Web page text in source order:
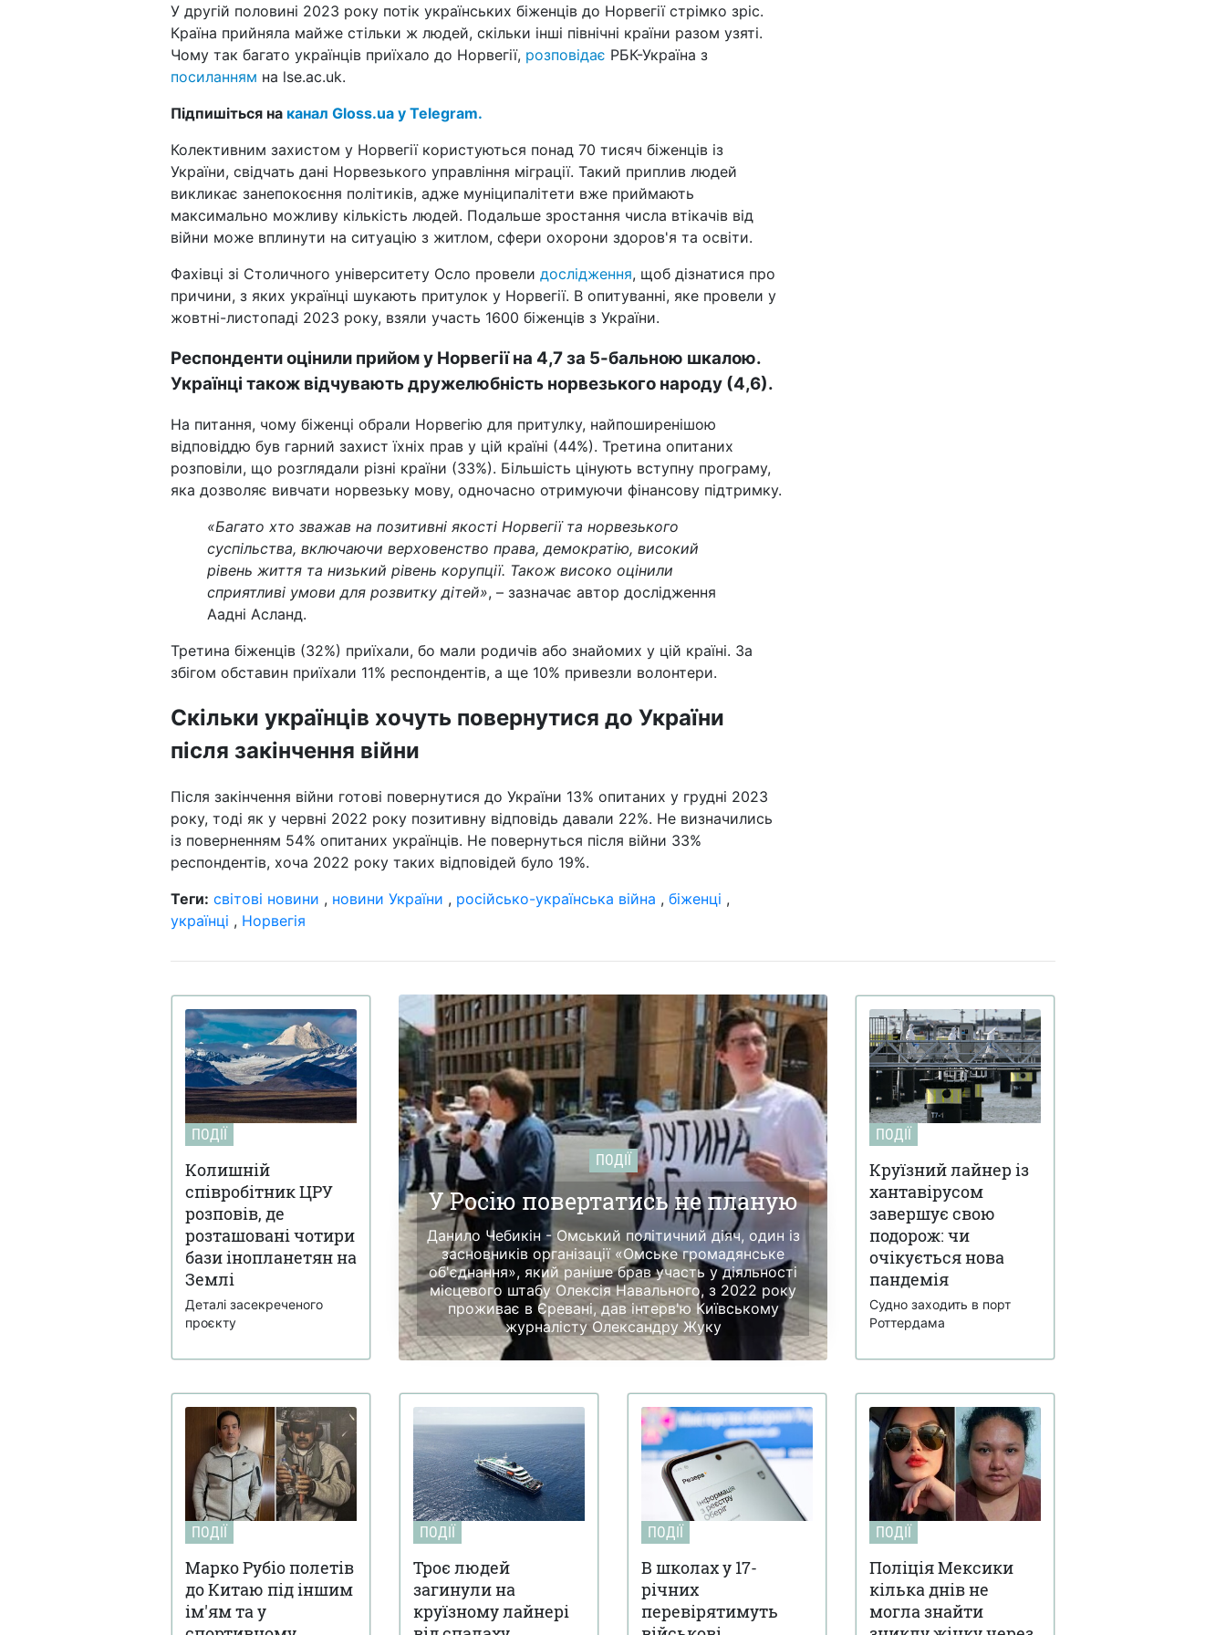
У другій половині 2023 року потік українських біженців до Норвегії стрімко зріс.
Країна прийняла майже стільки ж людей, скільки інші північні країни разом узяті.
Чому так багато українців приїхало до Норвегії, розповідає РБК-Україна з
посиланням на lse.ac.uk.
Підпишіться на канал Gloss.ua у Telegram.
Колективним захистом у Норвегії користуються понад 70 тисяч біженців із
України, свідчать дані Норвезького управління міграції. Такий приплив людей
викликає занепокоєння політиків, адже муніципалітети вже приймають
максимально можливу кількість людей. Подальше зростання числа втікачів від
війни може вплинути на ситуацію з житлом, сфери охорони здоров'я та освіти.
Фахівці зі Столичного університету Осло провели дослідження, щоб дізнатися про
причини, з яких українці шукають притулок у Норвегії. В опитуванні, яке провели у
жовтні-листопаді 2023 року, взяли участь 1600 біженців з України.
Респонденти оцінили прийом у Норвегії на 4,7 за 5-бальною шкалою.
Українці також відчувають дружелюбність норвезького народу (4,6).
На питання, чому біженці обрали Норвегію для притулку, найпоширенішою
відповіддю був гарний захист їхніх прав у цій країні (44%). Третина опитаних
розповіли, що розглядали різні країни (33%). Більшість цінують вступну програму,
яка дозволяє вивчати норвезьку мову, одночасно отримуючи фінансову підтримку.
«Багато хто зважав на позитивні якості Норвегії та норвезького
суспільства, включаючи верховенство права, демократію, високий
рівень життя та низький рівень корупції. Також високо оцінили
сприятливі умови для розвитку дітей», – зазначає автор дослідження
Аадні Асланд.
Третина біженців (32%) приїхали, бо мали родичів або знайомих у цій країні. За
збігом обставин приїхали 11% респондентів, а ще 10% привезли волонтери.
Скільки українців хочуть повернутися до України
після закінчення війни
Після закінчення війни готові повернутися до України 13% опитаних у грудні 2023
року, тоді як у червні 2022 року позитивну відповідь давали 22%. Не визначились
із поверненням 54% опитаних українців. Не повернуться після війни 33%
респондентів, хоча 2022 року таких відповідей було 19%.
Теги: світові новини , новини України , російсько-українська війна , біженці ,
українці , Норвегія
ПОДІЇ
Колишній
співробітник ЦРУ
розповів, де
розташовані чотири
бази інопланетян на
Землі
Деталі засекреченого
проєкту
ПОДІЇ
У Росію повертатись не планую
Данило Чебикін - Омський політичний діяч, один із
засновників організації «Омське громадянське
об'єднання», який раніше брав участь у діяльності
місцевого штабу Олексія Навального, з 2022 року
проживає в Єревані, дав інтерв'ю Київському
журналісту Олександру Жуку
ПОДІЇ
Круїзний лайнер із
хантавірусом
завершує свою
подорож: чи
очікується нова
пандемія
Судно заходить в порт
Роттердама
ПОДІЇ
Марко Рубіо полетів
до Китаю під іншим
ім'ям та у
ПОДІЇ
Троє людей
загинули на
круїзному лайнері
ПОДІЇ
В школах у 17-
річних
перевірятимуть
ПОДІЇ
Поліція Мексики
кілька днів не
могла знайти